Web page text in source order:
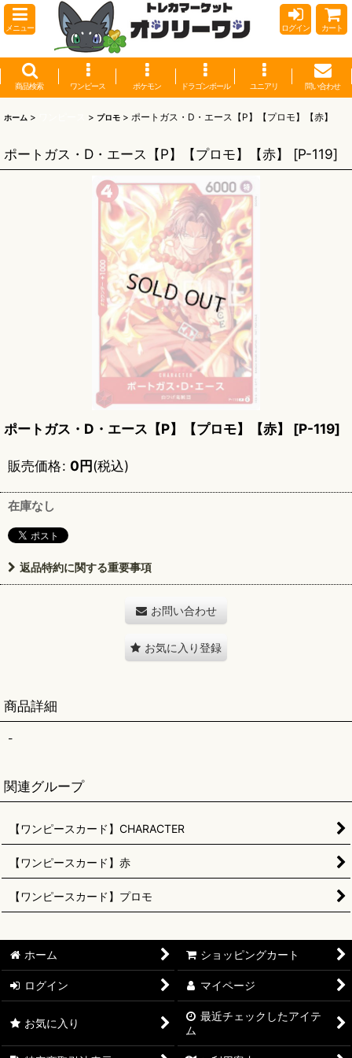
メニュー ログイン カート
商品検索 ワンピース ポケモン ドラゴンボール ユニアリ 問い合わせ
ホーム > > プロモ > ポートガス・D・エース【P】【プロモ】【赤】
ポートガス・D・エース【P】【プロモ】【赤】 [P-119]
ポートガス・D・エース【P】【プロモ】【赤】 [P-119]
販売価格: 0円(税込)
在庫なし
返品特約に関する重要事項
お問い合わせ
お気に入り登録
商品詳細
-
関連グループ
【ワンピースカード】CHARACTER
【ワンピースカード】赤
【ワンピースカード】プロモ
ホーム ショッピングカート
ログイン マイページ
お気に入り
最近チェックしたアイテ
ム